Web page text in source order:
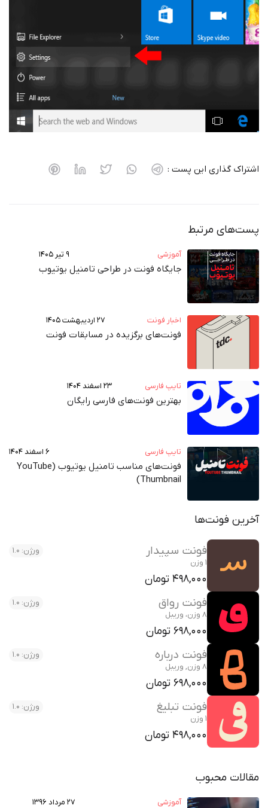
اشتراک گذاری این پست :
پست‌های مرتبط
آموزشی ۹ تیر ۱۴۰۵
جایگاه فونت در طراحی تامنیل یوتیوب
اخبار فونت ۲۷ اردیبهشت ۱۴۰۵
فونت‌های برگزیده در مسابقات فونت
تایپ فارسی ۲۳ اسفند ۱۴۰۴
بهترین فونت‌های فارسی رایگان
تایپ فارسی ۶ اسفند ۱۴۰۴
فونت‌های مناسب تامنیل یوتیوب (YouTube
Thumbnail)
آخرین فونت‌ها
فونت سپیدار
ورژن: 1.0
1 وزن
498,000 تومان
فونت رواق
ورژن: 1.0
8 وزن، وریبل
698,000 تومان
فونت درباره
ورژن: 1.0
8 وزن, وریبل
698,000 تومان
فونت تبلیغ
ورژن: 1.0
1 وزن
498,000 تومان
مقالات محبوب
آموزشی ۲۷ مرداد ۱۳۹۶